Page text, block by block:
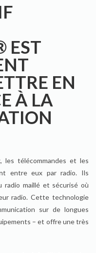
EST
EN
À LA
les télécommandes et les
entre eux par radio. Ils
radio maillé et sécurisé où
radio. Cette technologie
sur de longues
– et offre une très